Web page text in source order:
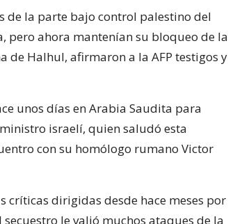
de la parte bajo control palestino del
pero ahora mantenían su bloqueo de la
de Halhul, afirmaron a la AFP testigos y
unos días en Arabia Saudita para
israelí, quien saludó esta
con su homólogo rumano Victor
críticas dirigidas desde hace meses por
le valió muchos ataques de la